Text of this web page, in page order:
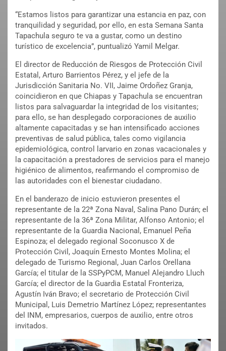
“Estamos listos para garantizar una estancia en paz, con
tranquilidad y seguridad, por ello, en esta Semana Santa
Tapachula seguro te va a gustar, como un destino
turístico de excelencia”, puntualizó Yamil Melgar.
El director de Reducción de Riesgos de Protección Civil
Estatal, Arturo Barrientos Pérez, y el jefe de la
Jurisdicción Sanitaria No. VII, Jaime Ordoñez Granja,
coincidieron en que Chiapas y Tapachula se encuentran
listos para salvaguardar la integridad de los visitantes;
para ello, se han desplegado corporaciones de auxilio
altamente capacitadas y se han intensificado acciones
preventivas de salud pública, tales como vigilancia
epidemiológica, control larvario en zonas vacacionales y
la capacitación a prestadores de servicios para el manejo
higiénico de alimentos, reafirmando el compromiso de
las autoridades con el bienestar ciudadano.
En el banderazo de inicio estuvieron presentes el
representante de la 22ª Zona Naval, Salina Pano Durán; el
representante de la 36ª Zona Militar, Alfonso Antonio; el
representante de la Guardia Nacional, Emanuel Peña
Espinoza; el delegado regional Soconusco X de
Protección Civil, Joaquín Ernesto Montes Molina; el
delegado de Turismo Regional, Juan Carlos Orellana
García; el titular de la SSPyPCM, Manuel Alejandro Lluch
García; el director de la Guardia Estatal Fronteriza,
Agustín Iván Bravo; el secretario de Protección Civil
Municipal, Luis Demetrio Martínez López; representantes
del INM, empresarios, cuerpos de auxilio, entre otros
invitados.